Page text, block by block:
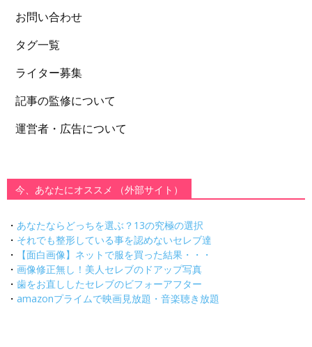
お問い合わせ
タグ一覧
ライター募集
記事の監修について
運営者・広告について
今、あなたにオススメ （外部サイト）
・ あなたならどっちを選ぶ？13の究極の選択
・ それでも整形している事を認めないセレブ達
・
【面白画像】ネットで服を買った結果・・・
・ 画像修正無し！美人セレブのドアップ写真
・ 歯をお直ししたセレブのビフォーアフター
・ amazonプライムで映画見放題・音楽聴き放題